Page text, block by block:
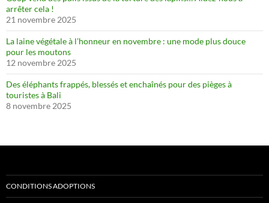
arrêter cela !
21 novembre 2025
La laine végétale à l’honneur en novembre : une mode plus douce
pour les moutons
12 novembre 2025
Des éléphants frappés, blessés et enchaînés pour des pièges à
touristes à Bali
8 novembre 2025
CONDITIONS ADOPTIONS